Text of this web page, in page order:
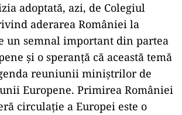
adoptată, azi, de Colegiul
aderarea României la
un semnal important din partea
şi o speranţă că această temă
reuniunii miniştrilor de
Europene. Primirea României
circulaţie a Europei este o